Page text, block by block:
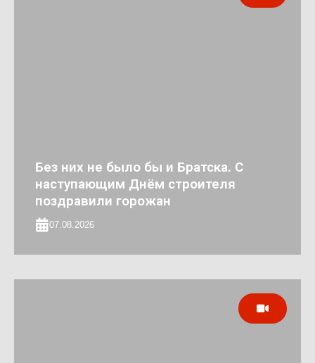
Без них не было бы и Братска. С
наступающим Днём строителя
поздравили горожан
07.08.2026